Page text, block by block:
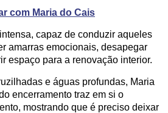
com Maria do Cais
capaz de conduzir aqueles
amarras emocionais, desapegar
espaço para a renovação interior.
e águas profundas, Maria
encerramento traz em si o
mostrando que é preciso deixar